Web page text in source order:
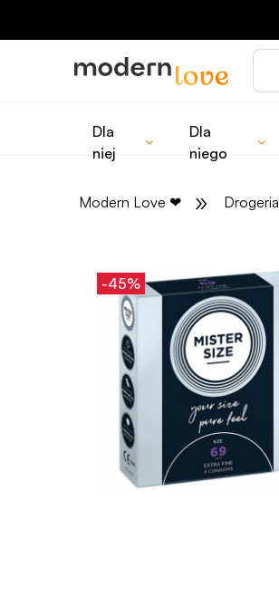
Dla
niej
Dla
niego
Modern Love ❤ » Drogeria
-45%